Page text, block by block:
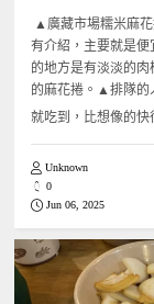
▲廣藏市場糯米麻花
有介紹，主要就是便
的地方是有淡淡的
的麻花捲。▲排隊的
就吃到，比想像的快
Unknown
0
Jun 06, 2025